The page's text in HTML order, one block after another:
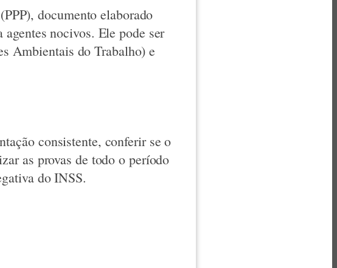
documento elaborado
agentes nocivos. Ele pode ser
Ambientais do Trabalho) e
consistente, conferir se o
as provas de todo o período
do INSS.